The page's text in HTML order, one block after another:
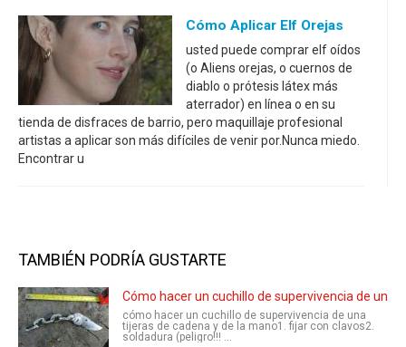
Cómo Aplicar Elf Orejas
usted puede comprar elf oídos
(o Aliens orejas, o cuernos de
diablo o prótesis látex más
aterrador) en línea o en su
tienda de disfraces de barrio, pero maquillaje profesional
artistas a aplicar son más difíciles de venir por.Nunca miedo.
Encontrar u
TAMBIÉN PODRÍA GUSTARTE
Cómo hacer un cuchillo de supervivencia de una
cómo hacer un cuchillo de supervivencia de una
tijeras de cadena y de la mano1. fijar con clavos2.
soldadura (peligro!!! ...